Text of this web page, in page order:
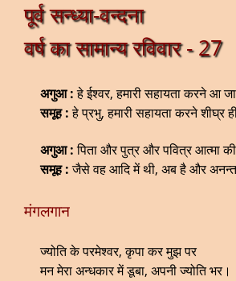
पूर्व सन्ध्या-वन्दना
वर्ष का सामान्य रविवार - 27
अगुआ :हे ईश्वर, हमारी सहायता करने आ
समूह :हे प्रभु, हमारी सहायता करने शीघ्र
अगुआ :पिता और पुत्र और पवित्र आत्मा की
समूह :जैसे वह आदि में थी, अब है और
मंगलगान
ज्योति के परमेश्वर, कृपा कर मुझ पर
मन मेरा अन्धकार में डूबा, अपनी ज्योति भर।